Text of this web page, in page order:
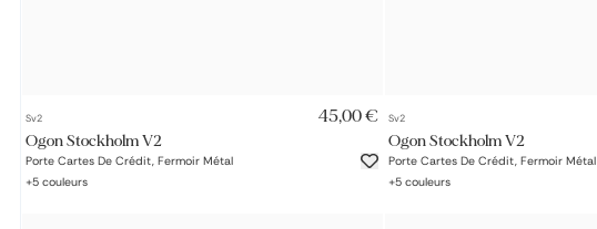
Sv2 45,00 €
Ogon Stockholm V2
Porte Cartes De Crédit, Fermoir Métal
+5 couleurs
Sv2
Ogon Stockholm V2
Porte Cartes De Crédit, Fermoir Métal
+5 couleurs